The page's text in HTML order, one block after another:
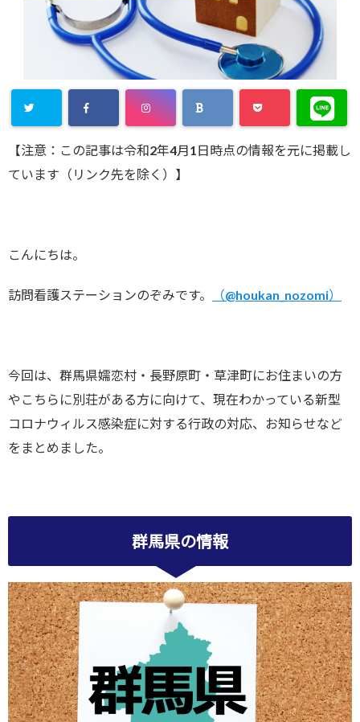
【注意：この記事は令和2年4月1日時点の情報を元に掲載し
ています（リンク先を除く）】
こんにちは。
訪問看護ステーションのぞみです。 （@houkan_nozomi）
今回は、群馬県嬬恋村・長野原町・草津町にお住まいの方
やこちらに別荘がある方に向けて、現在わかっている新型
コロナウィルス感染症に対する行政の対応、お知らせなど
をまとめました。
群馬県の情報